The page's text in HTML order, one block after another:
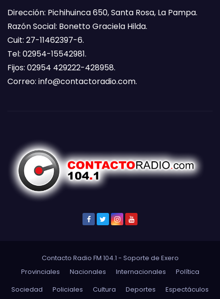
Dirección: Pichihuinca 650, Santa Rosa, La Pampa.
Razón Social: Bonetto Graciela Hilda.
Cuit: 27-11462397-6.
Tel: 02954-15542981.
Fijos: 02954 429222-428958.
Correo: info@contactoradio.com.
Contacto Radio FM 104.1 - Soporte de Exero
Provinciales
Nacionales Internacionales
Política
Sociedad
Policiales Cultura Deportes Espectáculos